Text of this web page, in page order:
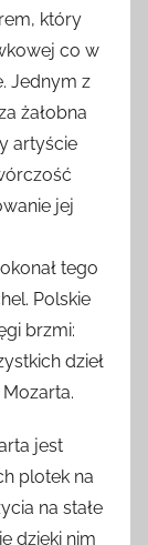
który
co w
Jednym z
żałobna
artyście
jej
tego
Polskie
brzmi:
dzieł
jest
plotek na
na stałe
dzięki nim